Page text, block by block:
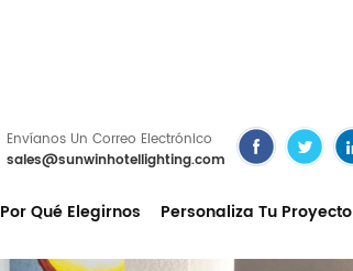
Envíanos Un Correo Electrónico
sales@sunwinhotellighting.com
Por Qué Elegirnos Personaliza Tu Proyecto